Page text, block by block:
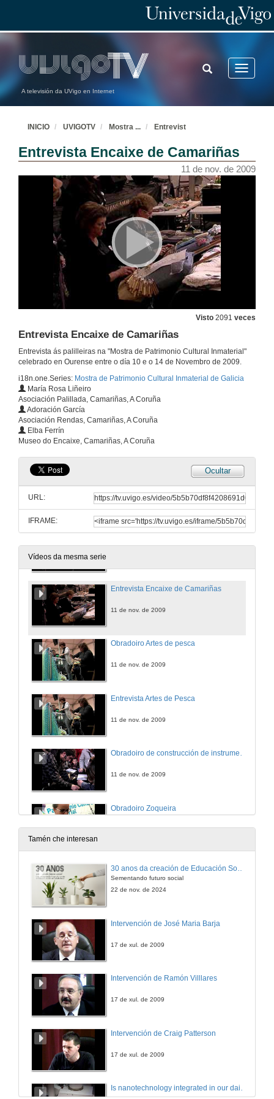
A televisión da UVigo en Internet
Toggle
TOGGLE
SEARCH
INICIO UVIGOTV Mostra ... Entrevist
Entrevista Encaixe de Camariñas
11 de nov. de 2009
Visto 2091 veces
Entrevista Encaixe de Camariñas
Entrevista ás palilleiras na "Mostra de Patrimonio Cultural Inmaterial"
celebrado en Ourense entre o día 10 e o 14 de Novembro de 2009.
i18n.one.Series: Mostra de Patrimonio Cultural Inmaterial de Galicia
María Rosa Liñeiro
Asociación Palillada, Camariñas, A Coruña
Adoración García
Asociación Rendas, Camariñas, A Coruña
Elba Ferrín
Museo do Encaixe, Camariñas, A Coruña
Ocultar
URL:
IFRAME:
Vídeos da mesma serie
Obradoiro Encaixe de Camariñas
Entrevista Encaixe de Camariñas
11 de nov. de 2009
Obradoiro Artes de pesca
11 de nov. de 2009
Entrevista Artes de Pesca
11 de nov. de 2009
Obradoiro de construcción de instrumentos musicais vexetais
11 de nov. de 2009
Obradoiro Zoqueira
11 de nov. de 2009
Entrevista Zoqueira
Obradoiro Poteiro
Tamén che interesan
30 anos da creación de Educación Social e de Traballo Social
Sementando futuro social
22 de nov. de 2024
Intervención de José Maria Barja
17 de xul. de 2009
Intervención de Ramón Villlares
17 de xul. de 2009
Intervención de Craig Patterson
17 de xul. de 2009
Is nanotechnology integrated in our daily lives?